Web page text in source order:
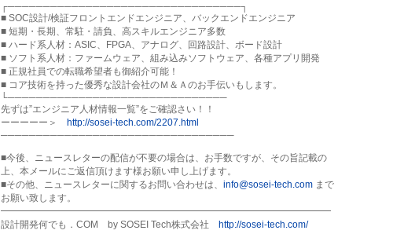
┌─────────────────────────────────┐
■ SOC設計/検証フロントエンドエンジニア、バックエンドエンジニア
■ 短期・長期、常駐・請負、高スキルエンジニア多数
■ ハード系人材：ASIC、FPGA、アナログ、回路設計、ボード設計
■ ソフト系人材：ファームウェア、組み込みソフトウェア、各種アプリ開発
■ 正規社員での転職希望者も御紹介可能！
■ コア技術を持った優秀な設計会社のＭ＆Ａのお手伝いもします。
└───────────────────────────────
先ずは”エンジニア人材情報一覧”をご確認さい！！
ーーーーー＞ http://sosei-tech.com/2207.html
─────────────────────────────────
■今後、ニュースレターの配信が不要の場合は、お手数ですが、その旨記載の
上、本メールにご返信頂けます様お願い申し上げます。
■その他、ニュースレターに関するお問い合わせは、 info@sosei-tech.com まで
お願い致します。
━━━━━━━━━━━━━━━━━━━━━━━━━━━━━━━━━━━
設計開発何でも．COM　by SOSEI Tech株式会社 http://sosei-tech.com/